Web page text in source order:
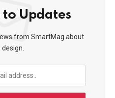
to Updates
from SmartMag about